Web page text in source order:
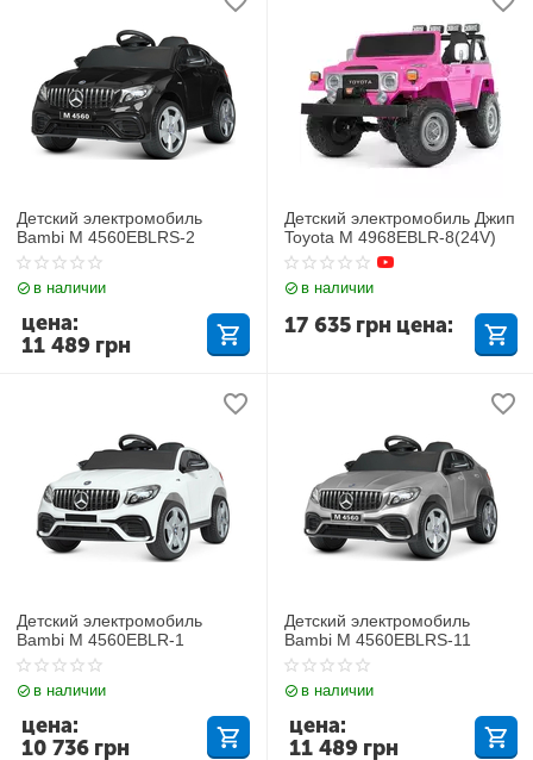
Детский электромобиль
Bambi M 4560EBLRS-2
в наличии
11 489 грн
цена:
Детский электромобиль Джип
Toyota M 4968EBLR-8(24V)
в наличии
17 635 грн цена:
Детский электромобиль
Bambi M 4560EBLR-1
в наличии
10 736 грн
цена:
Детский электромобиль
Bambi M 4560EBLRS-11
в наличии
11 489 грн
цена: